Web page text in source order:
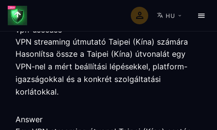
HU
vpn-usecase
VPN streaming útmutató Taipei (Kína) számára
Hasonlítsa össze a Taipei (Kína) útvonalát egy
VPN-nel a mért beállítási lépésekkel, platform-
igazságokkal és a konkrét szolgáltatási
korlátokkal.
Answer